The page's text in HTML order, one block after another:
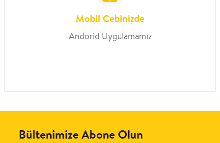
Mobil Cebinizde
Andorid Uygulamamız
Bültenimize Abone Olun